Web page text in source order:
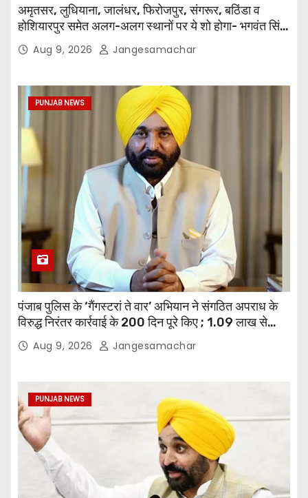
अमृतसर, लुधियाना, जालंधर, फिरोजपुर, संगरूर, बठिंडा व
होशियारपुर समेत अलग-अलग स्थानों पर ये शो होगा- भगवंत सिंह
मान Aug 9, 2026 Jangesamachar
PUNJAB NEWS
पंजाब पुलिस के ‘गैंगस्टरां ते वार’ अभियान ने संगठित अपराध के
विरुद्ध निरंतर कार्रवाई के 200 दिन पूरे किए ; 1.09 लाख से
अधिक छापेमारियाँ कीं, 1,532 घोषित अपराधी गिरफ़्तार किए
Aug 9, 2026 Jangesamachar
PUNJAB NEWS